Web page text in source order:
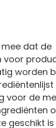
mee dat de
voor
worden
voor de
geschikt